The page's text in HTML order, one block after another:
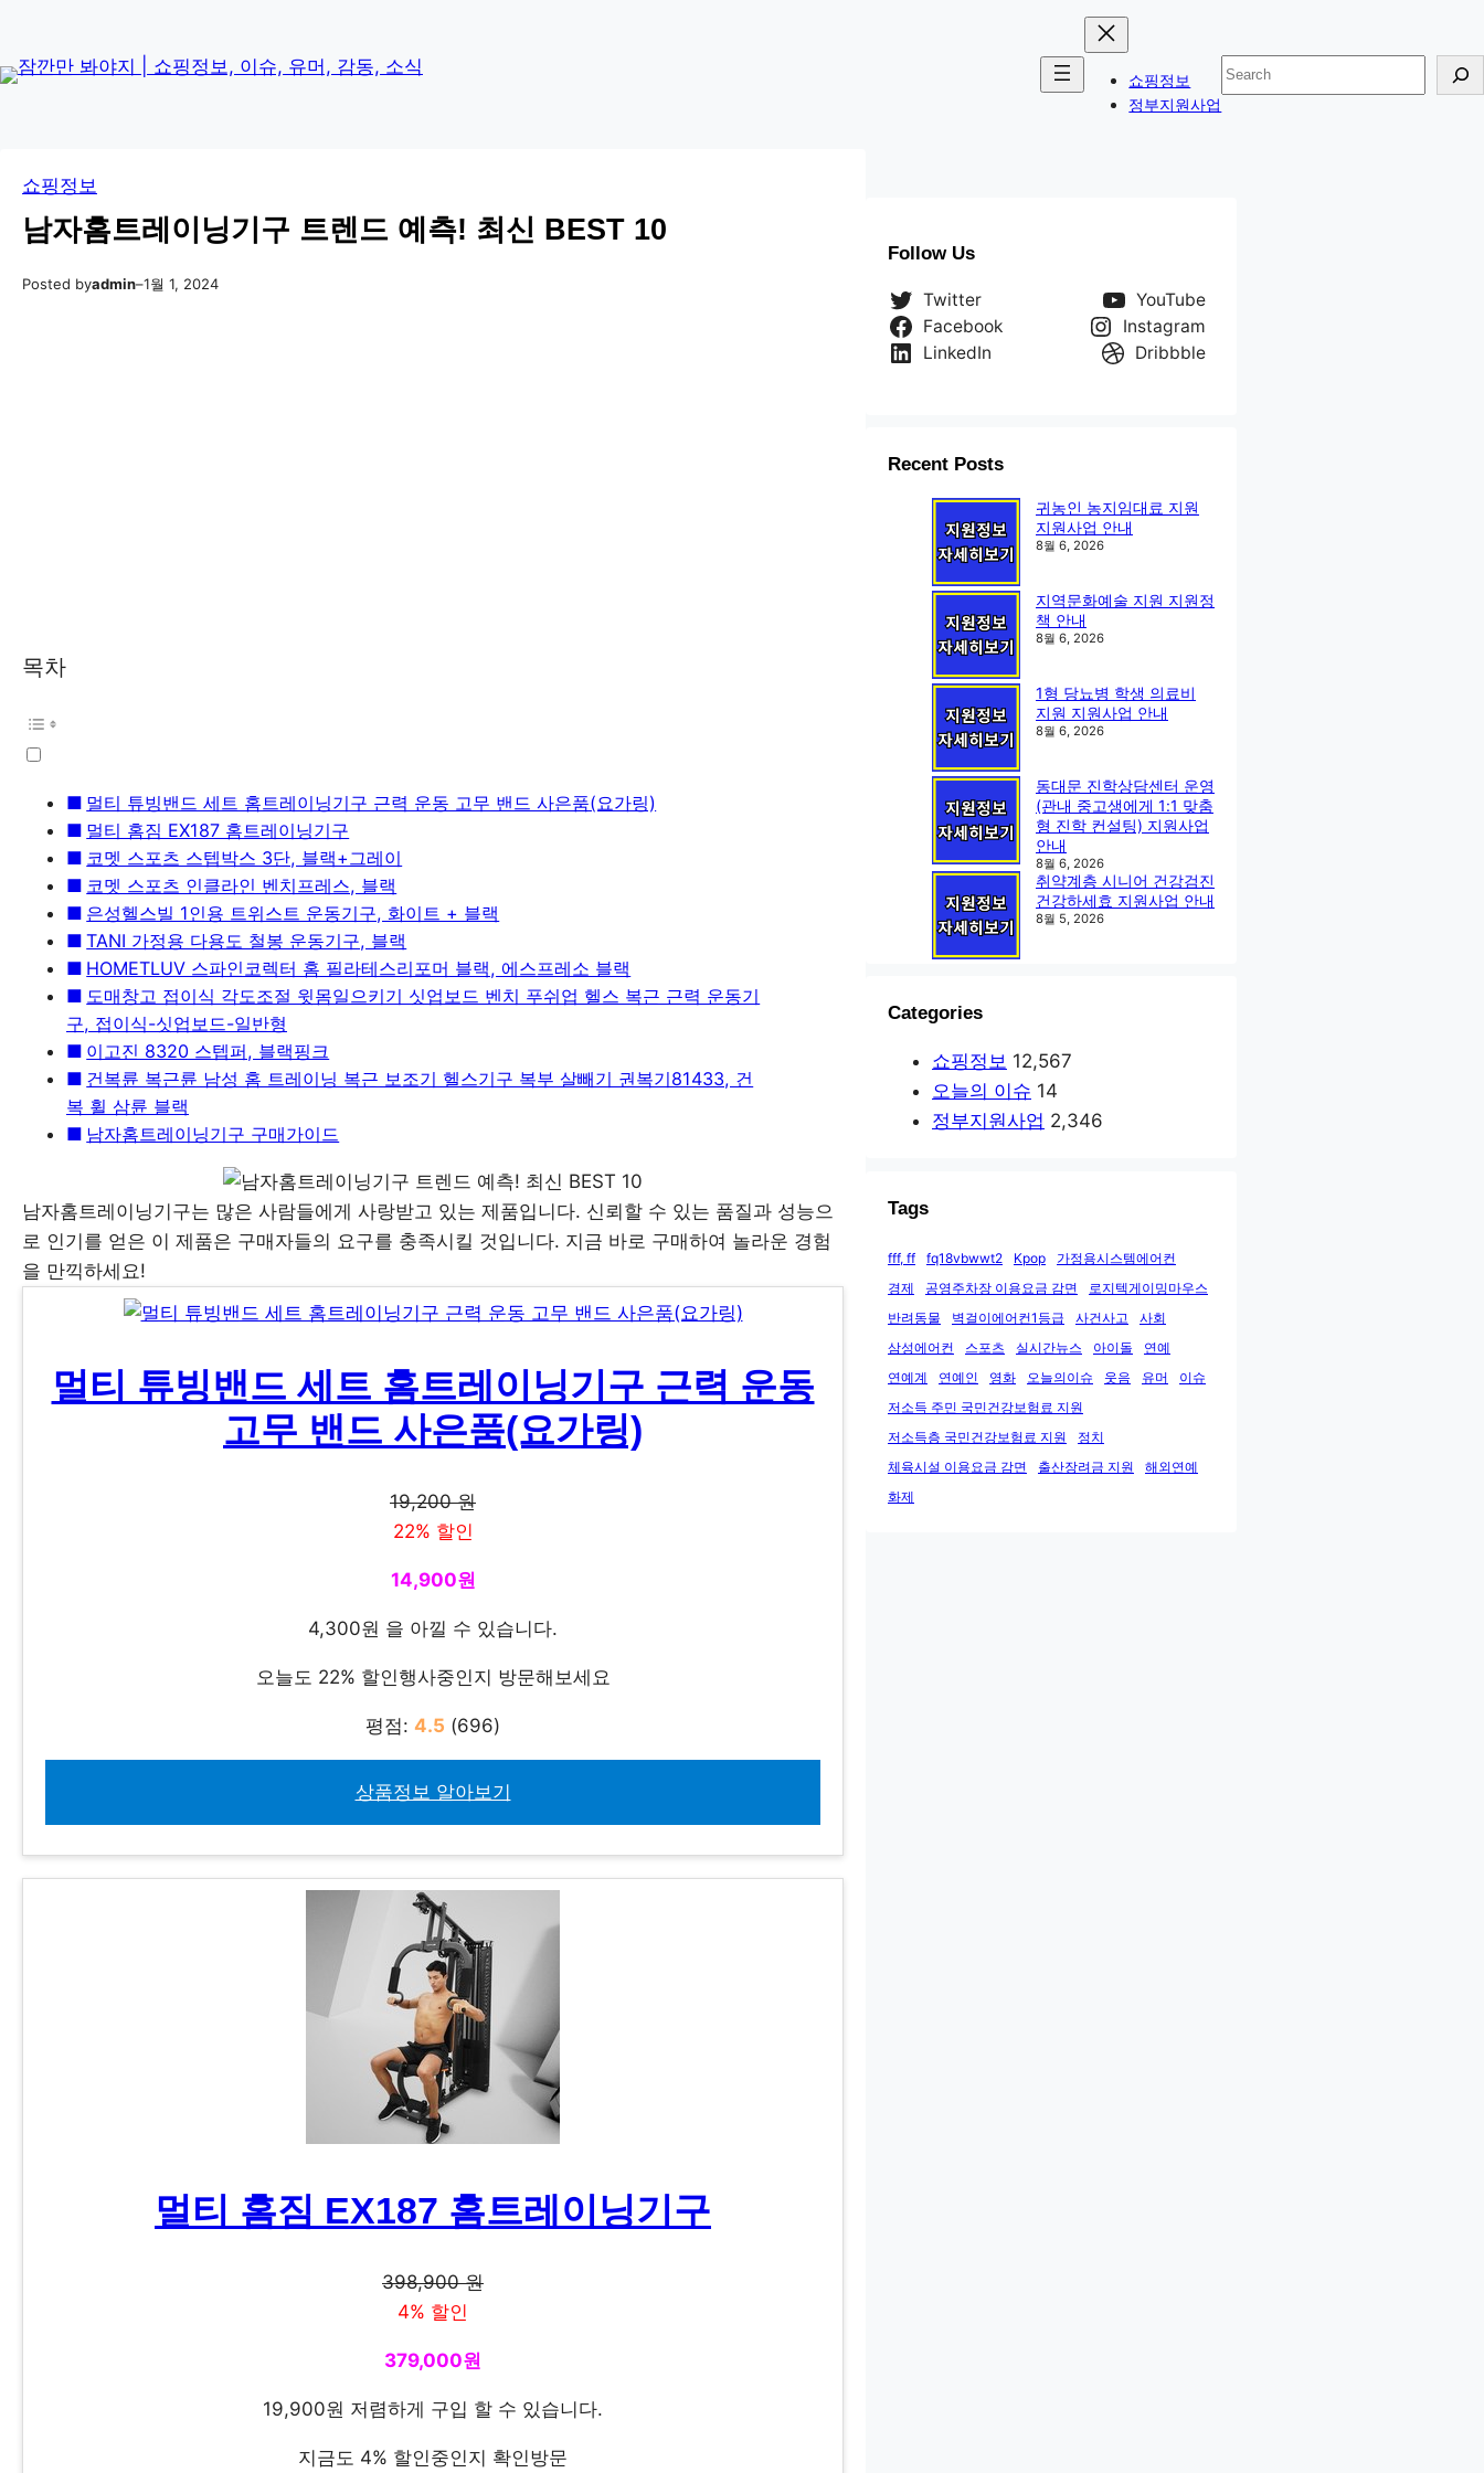
츠
content
쇼핑정보
정부지원사업
검
색
쇼핑정보
남자홈트레이닝기구 트렌드 예측! 최신 BEST 10
Posted byadmin–1월 1, 2024
목차
멀티 튜빙밴드 세트 홈트레이닝기구 근력 운동 고무 밴드 사은품(요가링)
멀티 홈짐 EX187 홈트레이닝기구
코멧 스포츠 스텝박스 3단, 블랙+그레이
코멧 스포츠 인클라인 벤치프레스, 블랙
은성헬스빌 1인용 트위스트 운동기구, 화이트 + 블랙
TANI 가정용 다용도 철봉 운동기구, 블랙
HOMETLUV 스파인코렉터 홈 필라테스리포머 블랙, 에스프레소 블랙
도매창고 접이식 각도조절 윗몸일으키기 싯업보드 벤치 푸쉬업 헬스 복근 근력 운동기
구, 접이식-싯업보드-일반형
이고진 8320 스텝퍼, 블랙핑크
건복륜 복근륜 남성 홈 트레이닝 복근 보조기 헬스기구 복부 살빼기 권복기81433, 건
복 휠 삼륜 블랙
남자홈트레이닝기구 구매가이드
남자홈트레이닝기구는 많은 사람들에게 사랑받고 있는 제품입니다. 신뢰할 수 있는 품질과 성능으
로 인기를 얻은 이 제품은 구매자들의 요구를 충족시킬 것입니다. 지금 바로 구매하여 놀라운 경험
을 만끽하세요!
멀티 튜빙밴드 세트 홈트레이닝기구 근력 운동
고무 밴드 사은품(요가링)
19,200 원
22% 할인
14,900원
4,300원 을 아낄 수 있습니다.
오늘도 22% 할인행사중인지 방문해보세요
평점: 4.5 (696)
상품정보 알아보기
멀티 홈짐 EX187 홈트레이닝기구
398,900 원
4% 할인
379,000원
19,900원 저렴하게 구입 할 수 있습니다.
지금도 4% 할인중인지 확인방문
Follow Us
Twitter
YouTube
Facebook
Instagram
LinkedIn
Dribbble
Recent Posts
귀농인 농지임대료 지원
지원사업 안내
8월 6, 2026
지역문화예술 지원 지원정
책 안내
8월 6, 2026
1형 당뇨병 학생 의료비
지원 지원사업 안내
8월 6, 2026
동대문 진학상담센터 운영
(관내 중고생에게 1:1 맞춤
형 진학 컨설팅) 지원사업
안내
8월 6, 2026
취약계층 시니어 건강검진
건강하세효 지원사업 안내
8월 5, 2026
Categories
쇼핑정보 12,567
오늘의 이슈 14
정부지원사업 2,346
Tags
fff, ff fq18vbwwt2 Kpop
가정용시스템에어컨
경제
공영주차장 이용요금 감면
로지텍게이밍마우스
반려동물
벽걸이에어컨1등급 사건사고
사회
삼성에어컨
스포츠 실시간뉴스 아이돌
연예
연예계
연예인 영화 오늘의이슈 웃음 유머
이슈
저소득 주민 국민건강보험료 지원
저소득층 국민건강보험료 지원
정치
체육시설 이용요금 감면
출산장려금 지원
해외연예
화제